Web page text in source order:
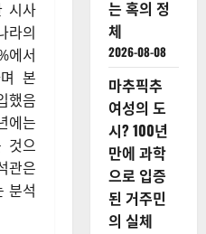
시사
라의
에서
본
했음
에는
것으
관은
분석
는 혹의 정
체
2026-08-08
마추픽추
여성의 도
시? 100년
만에 과학
으로 입증
된 거주민
의 실체